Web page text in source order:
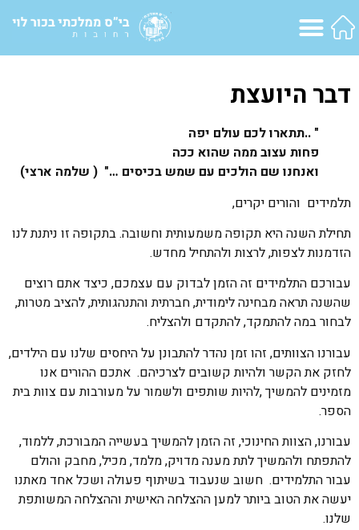
דבר היועצת
" ..תתארו לכם עולם יפה
פחות עצוב ממה שהוא ככה
ואנחנו שם הולכים עם שמש בכיסים …" ( שלמה ארצי)
תלמידים והורים יקרים,
תחילת השנה היא תקופה משמעותית וחשובה. בתקופה זו ניתנת לנו
הזדמנות לצפות, לרצות ולהתחיל מחדש.
עבורכם התלמידים זה הזמן לבדוק עם עצמכם, כיצד אתם רוצים
שהשנה תראה מבחינה לימודית, חברתית והתנהגותית, להציב מטרות,
לבחור במה להתמקד, להתקדם ולהצליח.
עבורנו הצוותים, זהו זמן נהדר להתבונן על היחסים שלנו עם הילדים,
לחזק את הקשר ולהיות קשובים לצרכיהם. אתכם ההורים אנו
מזמינים להמשיך ,להיות שותפים ולשמור על מעורבות עם צוות בית
הספר.
עבורנו, הצוות החינוכי, זה הזמן להמשיך בעשייה המבורכת, ללמוד,
להתפתח ולהמשיך לתת מענה מדויק, מלמד, מכיל, מחבק והולם
עבור התלמידים. חשוב שנעבוד בשיתוף פעולה ושכל אחד מאתנו
יעשה את הטוב ביותר למען ההצלחה האישית וההצלחה המשותפת
שלנו.